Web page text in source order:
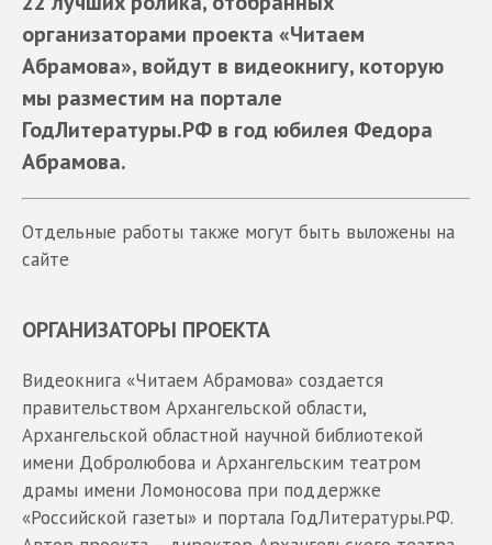
организаторами проекта «Читаем
Абрамова», войдут в видеокнигу, которую
мы разместим на портале
ГодЛитературы.РФ в год юбилея Федора
Абрамова.
Отдельные работы также могут быть выложены на
сайте
ОРГАНИЗАТОРЫ ПРОЕКТА
Видеокнига «Читаем Абрамова» создается
правительством Архангельской области,
Архангельской областной научной библиотекой
имени Добролюбова и Архангельским театром
драмы имени Ломоносова при поддержке
«Российской газеты» и портала ГодЛитературы.РФ.